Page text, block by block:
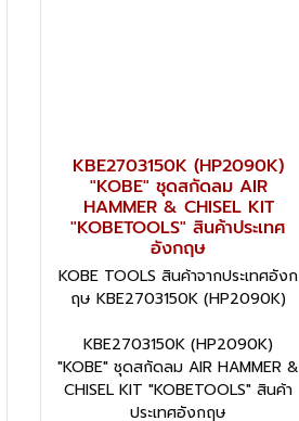
KBE2703150K (HP2090K)
"KOBE" ชุดสกัดลม AIR
HAMMER & CHISEL KIT
"KOBETOOLS" สินค้าประเทศ
อังกฤษ
KOBE TOOLS สินค้าจากประเทศอังก
ฤษ KBE2703150K (HP2090K)
KBE2703150K (HP2090K)
"KOBE" ชุดสกัดลม AIR HAMMER &
CHISEL KIT "KOBETOOLS" สินค้า
ประเทศอังกฤษ